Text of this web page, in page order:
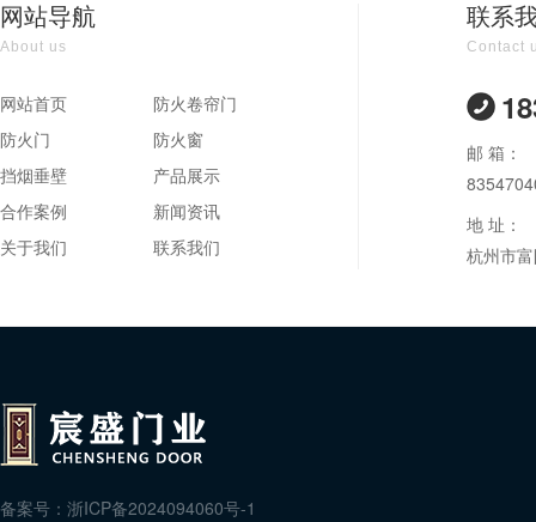
网站导航
About us
网站首页
防火卷帘门
防火门
防火窗
挡烟垂壁
产品展示
合作案例
新闻资讯
关于我们
联系我们
联系
Contact
邮 箱：
地 址：
杭州市
备案号： 浙ICP备2024094060号-1